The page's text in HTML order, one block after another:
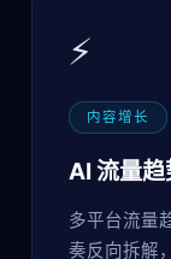
⚡
内容增长
AI 流量
多平台流量
奏反向拆解